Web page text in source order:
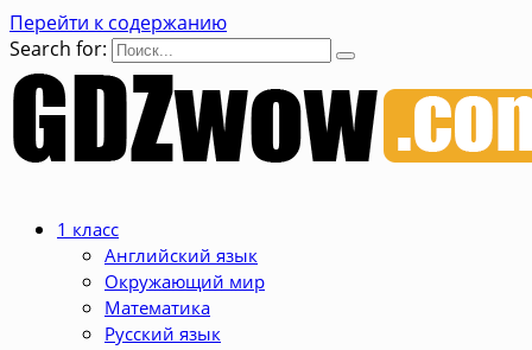
Перейти к содержанию
Search for:
1 класс
Английский язык
Окружающий мир
Математика
Русский язык